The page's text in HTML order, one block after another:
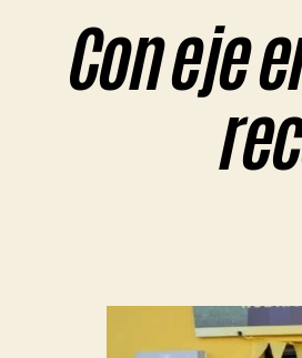
Con eje